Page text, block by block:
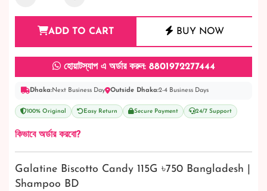
ADD TO CART BUY NOW
হোয়াটস্যাপ এ অর্ডার করুন: 8801972277444
Dhaka:Next Business Day Outside Dhaka:2-4 Business Days
100% Original Easy Return Secure Payment 24/7 Support
কিভাবে অর্ডার করবো?
Galatine Biscotto Candy 115G ৳750 Bangladesh |
Shampoo BD